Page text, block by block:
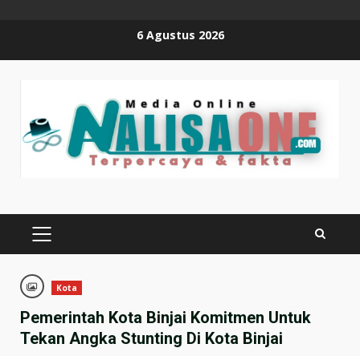
6 Agustus 2026
PRIMARY
Kota
Pemerintah Kota Binjai Komitmen Untuk
Tekan Angka Stunting Di Kota Binjai